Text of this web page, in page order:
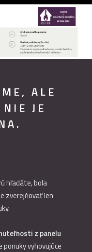
ALE
JE
hľadáte, bola
zverejňovať len
z panelu
vyhovujúce